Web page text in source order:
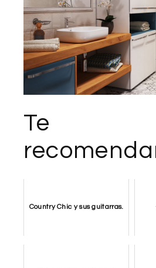
Te
Country Chic y sus guitarras.